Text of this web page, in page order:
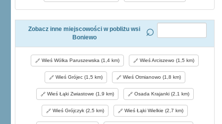
Zobacz inne miejscowości w pobliżu wsi
Boniewo
Wieś Wólka Paruszewska (1,4 km) Wieś Arciszewo (1,5 km)
Wieś Grójec (1,5 km) Wieś Otmianowo (1,8 km)
Wieś Łąki Zwiastowe (1,9 km) Osada Krajanki (2,1 km)
Wieś Grójczyk (2,5 km) Wieś Łąki Wielkie (2,7 km)